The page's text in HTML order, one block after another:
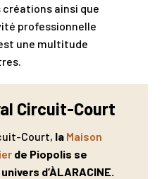
créations ainsi que
professionnelle
une multitude
Circuit-Court
Court, la Maison
de Piopolis se
d’ÀLARACINE.